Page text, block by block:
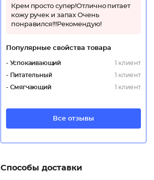
Крем просто супер!Отлично питает
кожу ручек и запах Очень
понравился!!!Рекомендую!
Популярные свойства товара
- Успокаивающий
1 клиент
- Питательный
1 клиент
- Смягчающий
1 клиент
Все отзывы
Способы доставки